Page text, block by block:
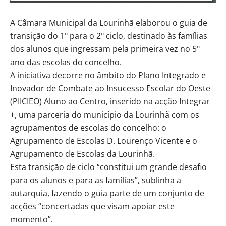
A Câmara Municipal da Lourinhã elaborou o guia de
transição do 1º para o 2º ciclo, destinado às famílias
dos alunos que ingressam pela primeira vez no 5º
ano das escolas do concelho.
A iniciativa decorre no âmbito do Plano Integrado e
Inovador de Combate ao Insucesso Escolar do Oeste
(PIICIEO) Aluno ao Centro, inserido na acção Integrar
+, uma parceria do município da Lourinhã com os
agrupamentos de escolas do concelho: o
Agrupamento de Escolas D. Lourenço Vicente e o
Agrupamento de Escolas da Lourinhã.
Esta transição de ciclo “constitui um grande desafio
para os alunos e para as famílias”, sublinha a
autarquia, fazendo o guia parte de um conjunto de
acções “concertadas que visam apoiar este
momento”.